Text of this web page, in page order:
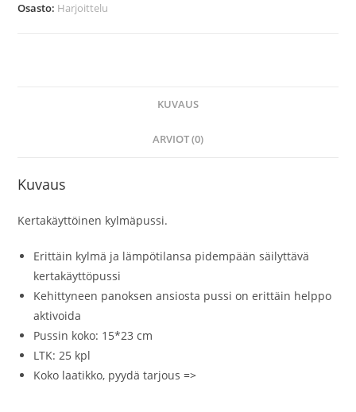
Osasto: Harjoittelu
KUVAUS
ARVIOT (0)
Kuvaus
Kertakäyttöinen kylmäpussi.
Erittäin kylmä ja lämpötilansa pidempään säilyttävä
kertakäyttöpussi
Kehittyneen panoksen ansiosta pussi on erittäin helppo
aktivoida
Pussin koko: 15*23 cm
LTK: 25 kpl
Koko laatikko, pyydä tarjous=>